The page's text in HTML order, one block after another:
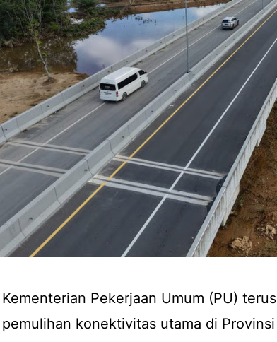
Kementerian Pekerjaan Umum (PU)
pemulihan konektivitas utama di